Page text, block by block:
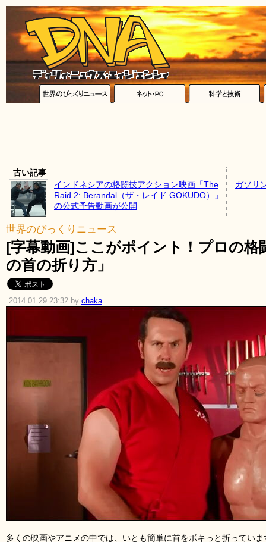
古い記事
インドネシアの格闘技アクション映画「The
Raid 2: Berandal（ザ・レイド GOKUDO）」
の公式予告動画が公開
ガソリ
世界のびっくりニュース
[字幕動画]ここがポイント！プロの格
の首の折り方」
2014.01.29 23:32 by chaka
多くの映画やアニメの中では、いとも簡単に首をボキっと折ってい